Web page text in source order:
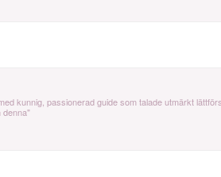
kunnig, passionerad guide som talade utmärkt
denna"